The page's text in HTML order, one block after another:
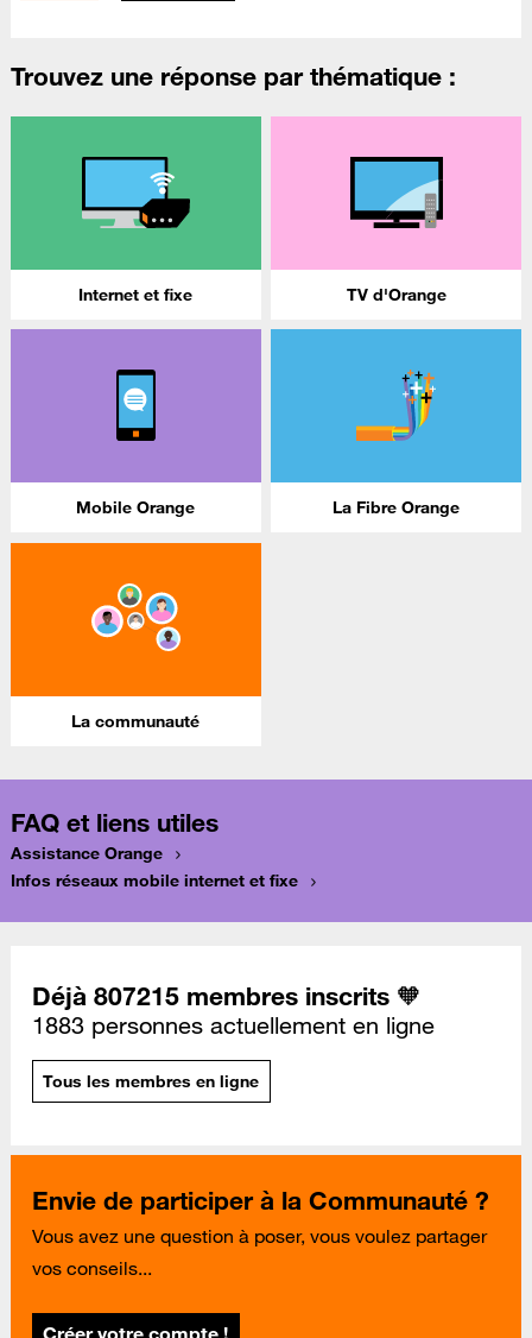
Trouvez une réponse par thématique :
Internet et fixe TV d'Orange
Mobile Orange La Fibre Orange
La communauté
FAQ et liens utiles
Assistance Orange
Infos réseaux mobile internet et fixe
Déjà 807215 membres inscrits 🧡
1883 personnes actuellement en ligne
Tous les membres en ligne
Envie de participer à la Communauté ?
Vous avez une question à poser, vous voulez partager
vos conseils...